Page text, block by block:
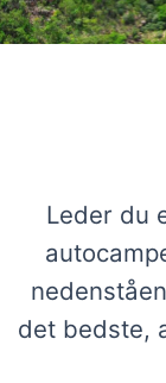
Leder du
det bedste,